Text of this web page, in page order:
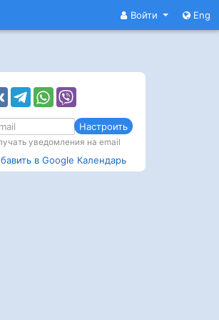
Войти Eng
Настроить
уведомления на email
в Google Календарь